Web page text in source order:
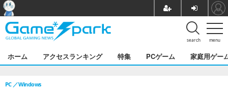
menu
search
ホーム アクセスランキング 特集 PCゲーム 家庭用ゲー
PC Windows